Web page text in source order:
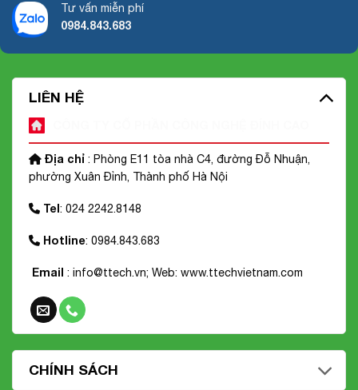
Tư vấn miễn phí
0984.843.683
LIÊN HỆ
Địa chỉ : Phòng E11 tòa nhà C4, đường Đỗ Nhuận,
phường Xuân Đỉnh, Thành phố Hà Nội
Tel: 024 2242.8148
Hotline: 0984.843.683
Email : info@ttech.vn; Web: www.ttechvietnam.com
CHÍNH SÁCH